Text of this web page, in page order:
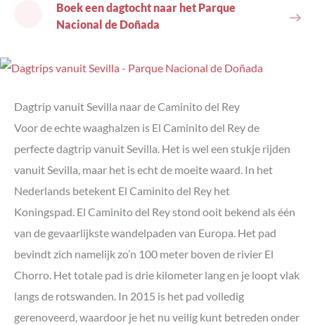
Boek een dagtocht naar het Parque
Nacional de Doñada
Dagtrip vanuit Sevilla naar de Caminito del Rey
Voor de echte waaghalzen is El Caminito del Rey de
perfecte dagtrip vanuit Sevilla. Het is wel een stukje rijden
vanuit Sevilla, maar het is echt de moeite waard. In het
Nederlands betekent El Caminito del Rey het
Koningspad. El Caminito del Rey stond ooit bekend als één
van de gevaarlijkste wandelpaden van Europa. Het pad
bevindt zich namelijk zo’n 100 meter boven de rivier El
Chorro. Het totale pad is drie kilometer lang en je loopt vlak
langs de rotswanden. In 2015 is het pad volledig
gerenoveerd, waardoor je het nu veilig kunt betreden onder